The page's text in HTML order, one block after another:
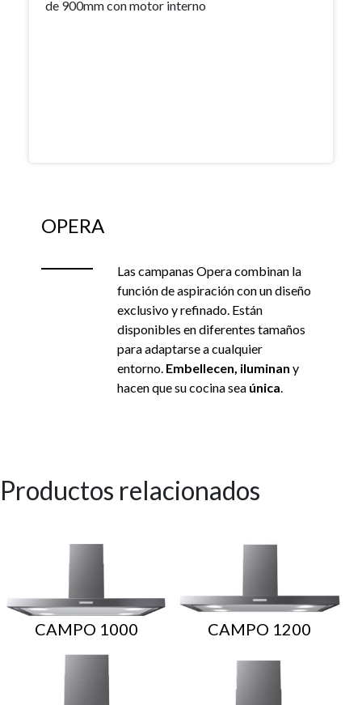
de 900mm con motor interno
OPERA
Las campanas Opera combinan la
función de aspiración con un diseño
exclusivo y refinado. Están
disponibles en diferentes tamaños
para adaptarse a cualquier
entorno. Embellecen, iluminan y
hacen que su cocina sea única.
Productos relacionados
CAMPO 1000 CAMPO 1200